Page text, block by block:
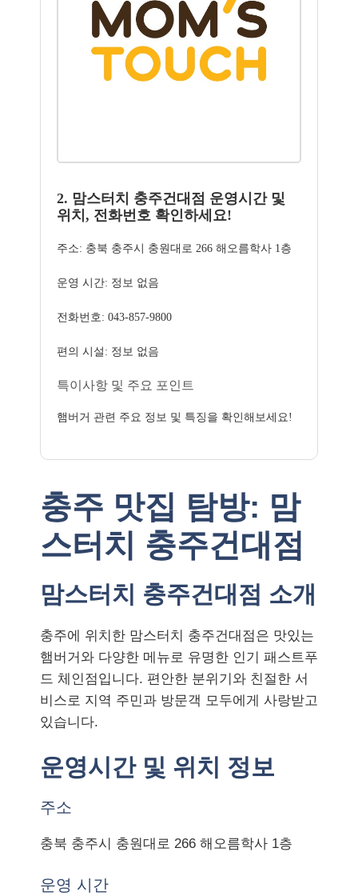
2. 맘스터치 충주건대점 운영시간 및
위치, 전화번호 확인하세요!
주소: 충북 충주시 충원대로 266 해오름학사 1층
운영 시간: 정보 없음
전화번호: 043-857-9800
편의 시설: 정보 없음
특이사항 및 주요 포인트
햄버거 관련 주요 정보 및 특징을 확인해보세요!
충주 맛집 탐방: 맘
스터치 충주건대점
맘스터치 충주건대점 소개
충주에 위치한 맘스터치 충주건대점은 맛있는
햄버거와 다양한 메뉴로 유명한 인기 패스트푸
드 체인점입니다. 편안한 분위기와 친절한 서
비스로 지역 주민과 방문객 모두에게 사랑받고
있습니다.
운영시간 및 위치 정보
주소
충북 충주시 충원대로 266 해오름학사 1층
운영 시간